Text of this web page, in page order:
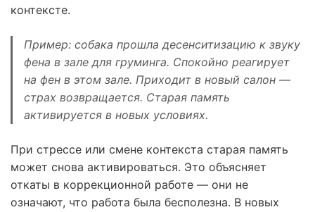
контексте.
Пример: собака прошла десенситизацию к звуку
фена в зале для груминга. Спокойно реагирует
на фен в этом зале. Приходит в новый салон —
страх возвращается. Старая память
активируется в новых условиях.
При стрессе или смене контекста старая память
может снова активироваться. Это объясняет
откаты в коррекционной работе — они не
означают, что работа была бесполезна. В новых